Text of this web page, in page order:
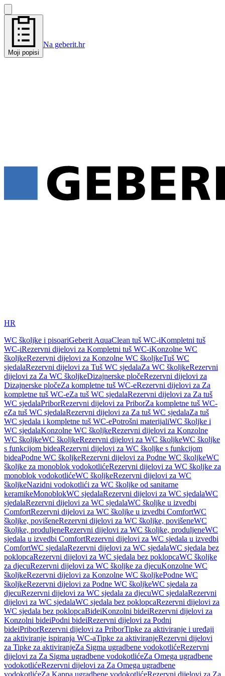
Moji popisi
Na geberit.hr
HR
WC školjke i pisoariGeberit AquaClean tuš WC-iKompletni tuš
WC-iRezervni dijelovi za Kompletni tuš WC-iKonzolne WC
školjkeRezervni dijelovi za Konzolne WC školjkeTuš WC
sjedalaRezervni dijelovi za Tuš WC sjedalaZa WC školjkeRezervni
dijelovi za Za WC školjkeDizajnerske pločeRezervni dijelovi za
Dizajnerske pločeZa kompletne tuš WC-eRezervni dijelovi za Za
kompletne tuš WC-eZa tuš WC sjedalaRezervni dijelovi za Za tuš
WC sjedalaPriborRezervni dijelovi za PriborZa kompletne tuš WC-
eZa tuš WC sjedalaRezervni dijelovi za Za tuš WC sjedalaZa tuš
WC sjedala i kompletne tuš WC-ePotrošni materijaliWC školjke i
WC sjedalaKonzolne WC školjkeRezervni dijelovi za Konzolne
WC školjkeWC školjkeRezervni dijelovi za WC školjkeWC školjke
s funkcijom bideaRezervni dijelovi za WC školjke s funkcijom
bideaPodne WC školjkeRezervni dijelovi za Podne WC školjkeWC
školjke za monoblok vodokotlićeRezervni dijelovi za WC školjke za
monoblok vodokotlićeWC školjkeRezervni dijelovi za WC
školjkeNazidni vodokotlići za WC školjke od sanitarne
keramikeMonoblokWC sjedalaRezervni dijelovi za WC sjedalaWC
sjedalaRezervni dijelovi za WC sjedalaWC školjke u izvedbi
ComfortRezervni dijelovi za WC školjke u izvedbi ComfortWC
školjke, povišeneRezervni dijelovi za WC školjke, povišeneWC
školjke, produljeneRezervni dijelovi za WC školjke, produljeneWC
sjedala u izvedbi ComfortRezervni dijelovi za WC sjedala u izvedbi
ComfortWC sjedalaRezervni dijelovi za WC sjedalaWC sjedala bez
poklopcaRezervni dijelovi za WC sjedala bez poklopcaWC školjke
za djecuRezervni dijelovi za WC školjke za djecuKonzolne WC
školjkeRezervni dijelovi za Konzolne WC školjkePodne WC
školjkeRezervni dijelovi za Podne WC školjkeWC sjedala za
djecuRezervni dijelovi za WC sjedala za djecuWC sjedalaRezervni
dijelovi za WC sjedalaWC sjedala bez poklopcaRezervni dijelovi za
WC sjedala bez poklopcaBideiKonzolni bideiRezervni dijelovi za
Konzolni bideiPodni bideiRezervni dijelovi za Podni
bideiPriborRezervni dijelovi za PriborTipke za aktiviranje i uređaji
za aktiviranje ispiranja WC-aTipke za aktiviranjeRezervni dijelovi
za Tipke za aktiviranjeZa Sigma ugradbene vodokotlićeRezervni
dijelovi za Za Sigma ugradbene vodokotlićeZa Omega ugradbene
vodokotlićeRezervni dijelovi za Za Omega ugradbene
vodokotlićeZa Kappa ugradbene vodokotlićeRezervni dijelovi za Za